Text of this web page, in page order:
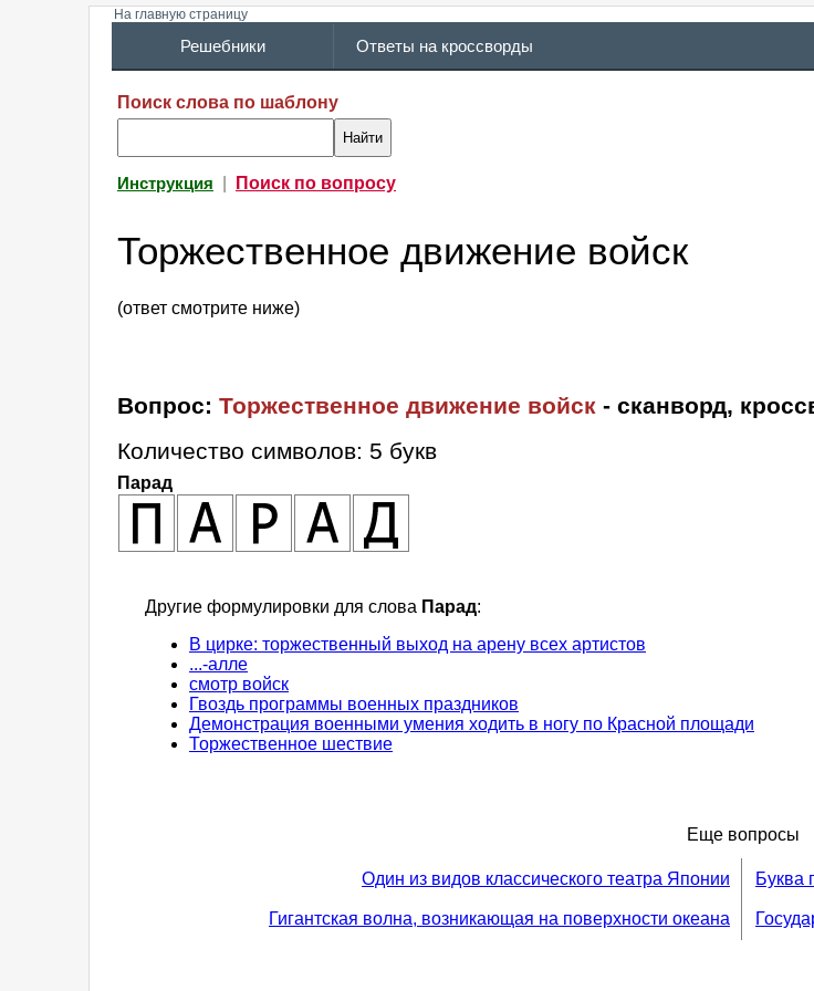
На главную страницу
Решебники Ответы на кроссворды
Поиск слова по шаблону
Инструкция Поиск по вопросу
Торжественное движение войск
(ответ смотрите ниже)
Вопрос: Торжественное движение войск - сканворд,
Количество символов: 5 букв
Парад
Другие формулировки для слова Парад:
В цирке: торжественный выход на арену всех артистов
...-алле
смотр войск
Гвоздь программы военных праздников
Демонстрация военными умения ходить в ногу по Красной площади
Торжественное шествие
Еще вопросы
Один из видов классического театра Японии
Гигантская волна, возникающая на поверхности океана
Буква